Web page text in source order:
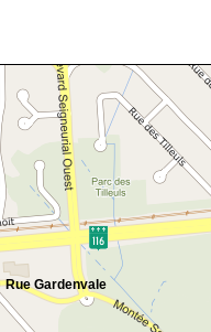
Rue Gardenvale